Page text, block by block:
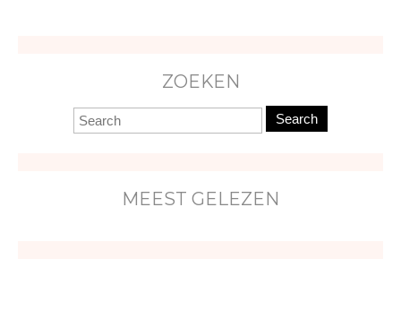
ZOEKEN
Search
MEEST GELEZEN